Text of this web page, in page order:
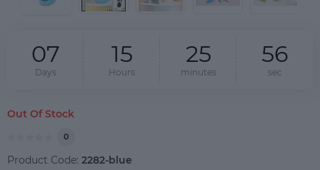
07
Days
15
Hours
25
minutes
56
sec
Out Of Stock
0
Product Code: 2282-blue